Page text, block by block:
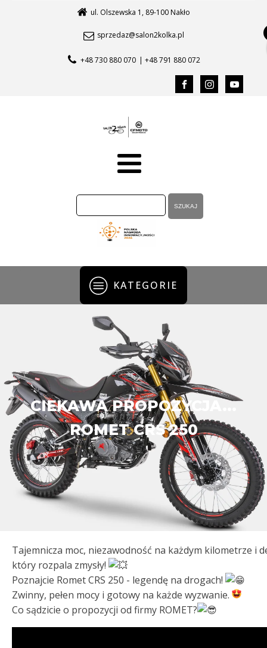
ul. Olszewska 1, 89-100 Nakło
sprzedaz@salon2kolka.pl
+48 730 880 070 | +48 791 880 072
KATEGORIE
CIEKAWA PROPOZYCJA...
ROMET CRS 250
Tajemnicza moc, niezawodność na każdym kilometrze i
który rozpala zmysły!
Poznajcie Romet CRS 250 - legendę na drogach!
Zwinny, pełen mocy i gotowy na każde wyzwanie.
Co sądzicie o propozycji od firmy ROMET?